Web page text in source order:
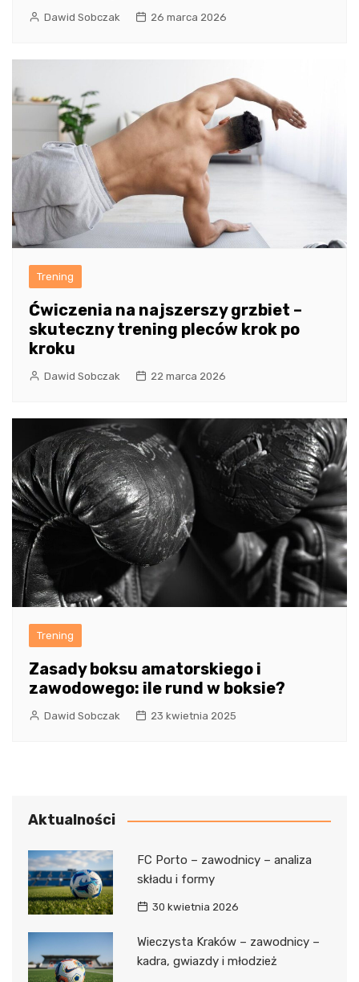
Dawid Sobczak 26 marca 2026
Trening
Ćwiczenia na najszerszy grzbiet –
skuteczny trening pleców krok po
kroku
Dawid Sobczak 22 marca 2026
Trening
Zasady boksu amatorskiego i
zawodowego: ile rund w boksie?
Dawid Sobczak 23 kwietnia 2025
Aktualności
FC Porto – zawodnicy – analiza
składu i formy
30 kwietnia 2026
Wieczysta Kraków – zawodnicy –
kadra, gwiazdy i młodzież